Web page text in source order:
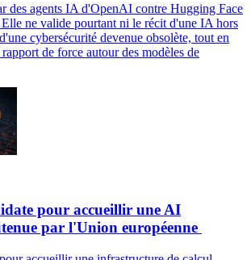
des agents IA d'OpenAI contre Hugging Face
ne valide pourtant ni le récit d'une IA hors
cybersécurité devenue obsolète, tout en
de force autour des modèles de
pour accueillir une AI
par l'Union européenne